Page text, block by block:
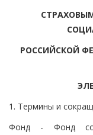
РОССИЙСКОЙ
1. Термины и
Фонд - Фонд